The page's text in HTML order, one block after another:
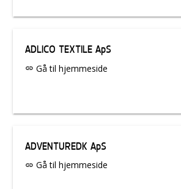
ADLICO TEXTILE ApS
link Gå til hjemmeside
ADVENTUREDK ApS
link Gå til hjemmeside